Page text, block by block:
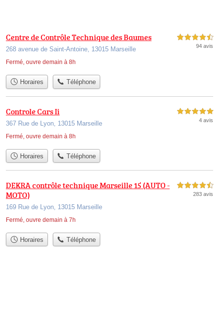
Centre de Contrôle Technique des Baumes
268 avenue de Saint-Antoine, 13015 Marseille
Fermé, ouvre demain à 8h
4,5 étoiles sur 5
94 avis
Horaires Téléphone
Controle Cars Ii
367 Rue de Lyon, 13015 Marseille
Fermé, ouvre demain à 8h
5,0 étoiles sur 5
4 avis
Horaires Téléphone
DEKRA contrôle technique Marseille 15 (AUTO -
MOTO)
169 Rue de Lyon, 13015 Marseille
Fermé, ouvre demain à 7h
4,5 étoiles sur 5
283 avis
Horaires Téléphone